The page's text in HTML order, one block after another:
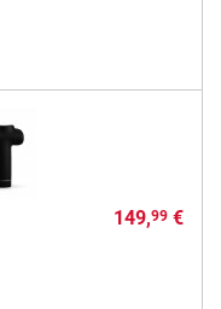
149,99€